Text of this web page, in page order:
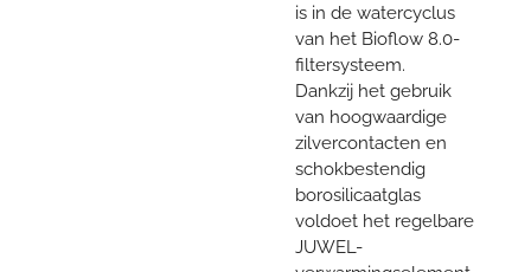
is in de watercyclus
van het Bioflow 8.0-
filtersysteem.
Dankzij het gebruik
van hoogwaardige
zilvercontacten en
schokbestendig
borosilicaatglas
voldoet het regelbare
JUWEL-